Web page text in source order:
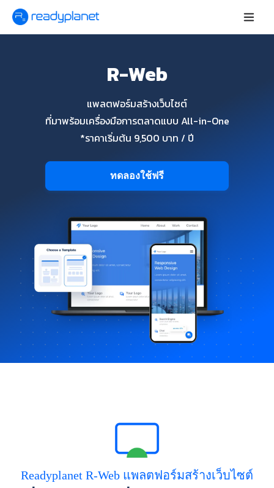
R-Web
แพลตฟอร์มสร้างเว็บไซต์
ที่มาพร้อมเครื่องมือการตลาดแบบ All-in-One
*ราคาเริ่มต้น 9,500 บาท / ปี
ทดลองใช้ฟรี
Readyplanet R-Web แพลตฟอร์มสร้างเว็บไซต์